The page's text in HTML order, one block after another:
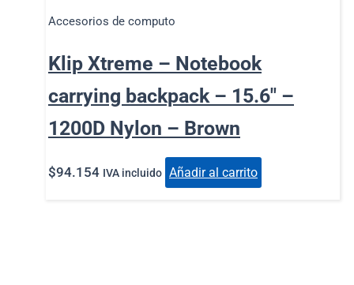
Accesorios de computo
Klip Xtreme – Notebook
carrying backpack – 15.6″ –
1200D Nylon – Brown
$94.154 IVA incluido Añadir al carrito